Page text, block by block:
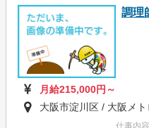
調理
月給215,000円～
大阪市淀川区 / 大阪メ